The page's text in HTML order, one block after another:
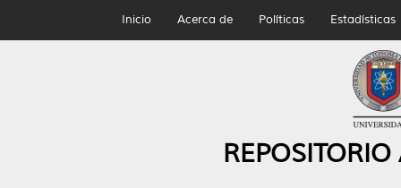
Inicio Acerca de Políticas Estadísticas